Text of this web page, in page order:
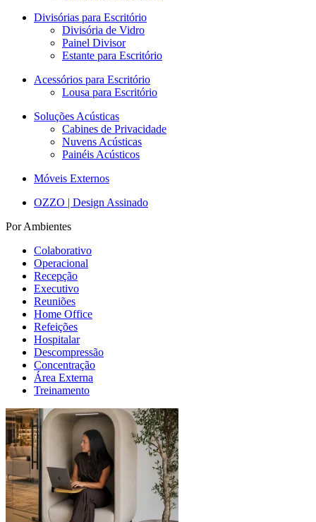
Divisórias para Escritório
Divisória de Vidro
Painel Divisor
Estante para Escritório
Acessórios para Escritório
Lousa para Escritório
Soluções Acústicas
Cabines de Privacidade
Nuvens Acústicas
Painéis Acústicos
Móveis Externos
OZZO | Design Assinado
Por Ambientes
Colaborativo
Operacional
Recepção
Executivo
Reuniões
Home Office
Refeições
Hospitalar
Descompressão
Concentração
Área Externa
Treinamento